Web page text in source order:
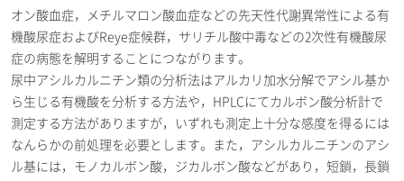
オン酸血症，メチルマロン酸血症などの先天性代謝異常性による有
機酸尿症およびReye症候群，サリチル酸中毒などの2次性有機酸尿
症の病態を解明することにつながります。
尿中アシルカルニチン類の分析法はアルカリ加水分解でアシル基か
ら生じる有機酸を分析する方法や，HPLCにてカルボン酸分析計で
測定する方法がありますが，いずれも測定上十分な感度を得るには
なんらかの前処理を必要とします。また，アシルカルニチンのアシ
ル基には，モノカルボン酸，ジカルボン酸などがあり，短鎖，長鎖